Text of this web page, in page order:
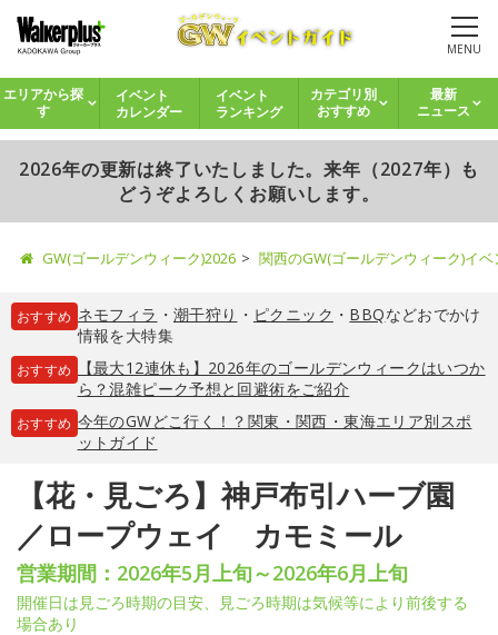
MENU
エリアから探
す
イベント
カレンダー
イベント
ランキング
カテゴリ別
おすすめ
最新
ニュース
2026年の更新は終了いたしました。来年（2027年）も
どうぞよろしくお願いします。
GW(ゴールデンウィーク)2026 関西のGW(ゴールデンウィーク)イ
おすすめ ネモフィラ ・ 潮干狩り ・ ピクニック ・ BBQなどおでかけ
情報を大特集
おすすめ
【最大12連休も】2026年のゴールデンウィークはいつか
ら？混雑ピーク予想と回避術をご紹介
おすすめ 今年のGWどこ行く！？関東・関西・東海エリア別スポ
ットガイド
【花・見ごろ】神戸布引ハーブ園
／ロープウェイ カモミール
営業期間：2026年5月上旬～2026年6月上旬
開催日は見ごろ時期の目安、見ごろ時期は気候等により前後する
場合あり